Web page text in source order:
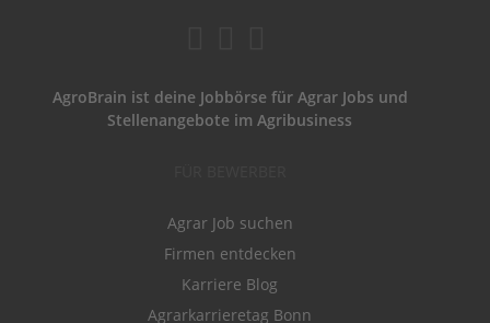
AgroBrain ist deine Jobbörse für Agrar Jobs und
Stellenangebote im Agribusiness
Agrar Job suchen
Firmen entdecken
Karriere Blog
Agrarkarrieretag Bonn